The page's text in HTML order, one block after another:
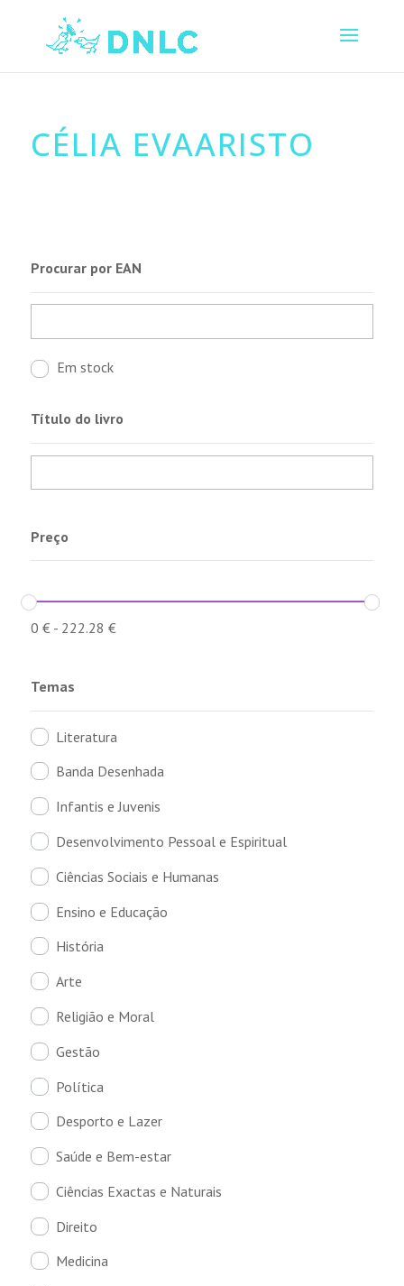
CÉLIA EVAARISTO
Procurar por EAN
Em stock
Título do livro
Preço
0 €- 222.28 €
Temas
Literatura
Banda Desenhada
Infantis e Juvenis
Desenvolvimento Pessoal e Espiritual
Ciências Sociais e Humanas
Ensino e Educação
História
Arte
Religião e Moral
Gestão
Política
Desporto e Lazer
Saúde e Bem-estar
Ciências Exactas e Naturais
Direito
Medicina